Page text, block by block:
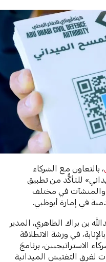
، بالتعاون مع الشركاء
للتأكُّد من تطبيق
والمنشآت في مختلف
في إمارة أبوظبي.
بن براك الظاهري، المدير
في ورشة الانطلاقة
الاستراتيجيين، برنامجَ
لفرق التفتيش الميدانية